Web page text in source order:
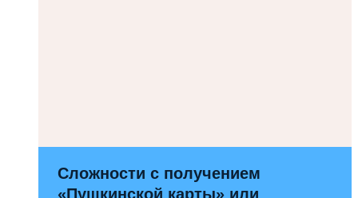
Сложности с получением
«Пушкинской карты» или